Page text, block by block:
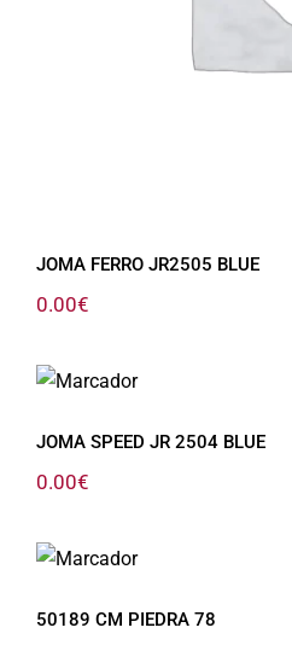
JOMA FERRO JR2505 BLUE
0.00€
JOMA SPEED
JOMA SPEED JR 2504 BLUE
0.00€
50189 CM PIEDRA 78